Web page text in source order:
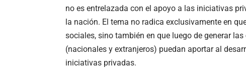
no es entrelazada con el apoyo a las iniciativas
la nación. El tema no radica exclusivamente en
sociales, sino también en que luego de generar
(nacionales y extranjeros) puedan aportar al
iniciativas privadas.